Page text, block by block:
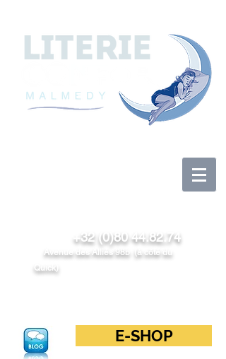
+32 (0)80 44.82.74
Avenue des Alliés 98b (à côté du
Quick)
E-SHOP